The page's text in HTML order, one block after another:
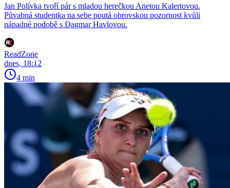
Jan Polívka tvoří pár s mladou herečkou Anetou Kalertovou.
Půvabná studentka na sebe poutá obrovskou pozornost kvůli
nápadné podobě s Dagmar Havlovou.
ReadZone
dnes, 18:12
4 min